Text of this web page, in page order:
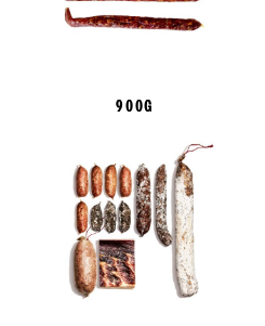
900G